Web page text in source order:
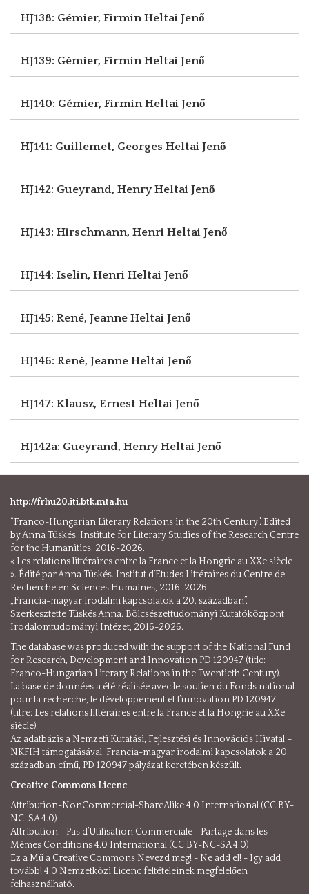
HJ138: Gémier, FirminHeltai Jenő
HJ139: Gémier, FirminHeltai Jenő
HJ140: Gémier, FirminHeltai Jenő
HJ141: Guillemet, Georges Heltai Jenő
HJ142: Gueyrand, HenryHeltai Jenő
HJ143: Hirschmann, Henri Heltai Jenő
HJ144: Iselin, Henri Heltai Jenő
HJ145: René, Jeanne Heltai Jenő
HJ146: René, Jeanne Heltai Jenő
HJ147: Klausz, Ernest Heltai Jenő
HJ142a: Gueyrand, HenryHeltai Jenő
http://frhu20.iti.btk.mta.hu
“Franco-Hungarian Literary Relations in the 20th Century”. Edited
by Anna Tüskés. Institute for Literary Studies of the Research Centre
for the Humanities, 2016-2026.
« Les relations littéraires entre la France et la Hongrie au XXe siècle
». Édité par Anna Tüskés. Institut d’Etudes Littéraires du Centre de
Recherche en Sciences Humaines, 2016-2026.
„Francia-magyar irodalmi kapcsolatok a 20. században”.
Szerkesztette Tüskés Anna. Bölcsészettudományi Kutatóközpont
Irodalomtudományi Intézet, 2016-2026.
The database was produced with the support of the National Fund
for Research, Development and Innovation PD 120947 (title:
Franco-Hungarian Literary Relations in the Twentieth Century).
La base de données a été réalisée avec le soutien du Fonds national
pour la recherche, le développement et l’innovation PD 120947
(titre: Les relations littéraires entre la France et la Hongrie au XXe
siècle).
Az adatbázis a Nemzeti Kutatási, Fejlesztési és Innovációs Hivatal –
NKFIH támogatásával, Francia-magyar irodalmi kapcsolatok a 20.
században című, PD 120947 pályázat keretében készült.
Creative Commons Licenc
Attribution-NonCommercial-ShareAlike 4.0 International (CC BY-
NC-SA 4.0)
Attribution - Pas d’Utilisation Commerciale - Partage dans les
Mêmes Conditions 4.0 International (CC BY-NC-SA 4.0)
Ez a Mű a Creative Commons Nevezd meg! - Ne add el! - Így add
tovább! 4.0 Nemzetközi Licenc feltételeinek megfelelően
felhasználható.